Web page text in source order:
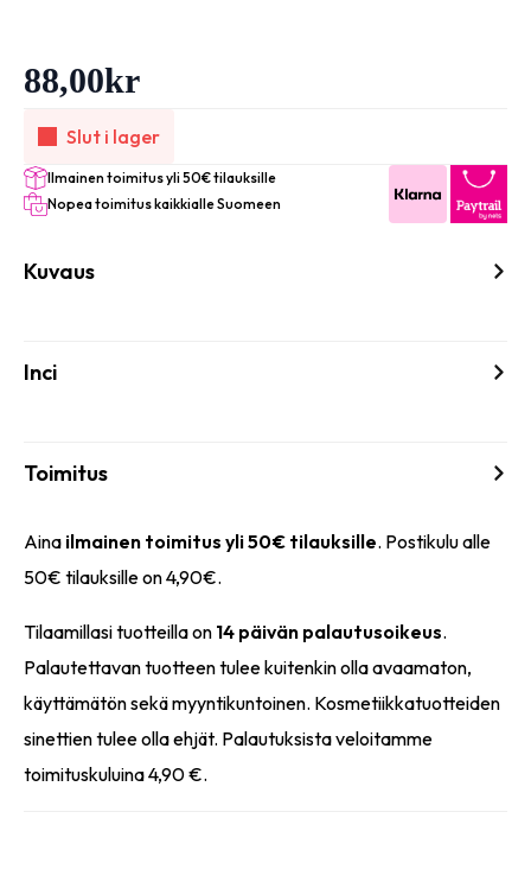
88,00kr
Slut i lager
Ilmainen toimitus yli 50€ tilauksille
Nopea toimitus kaikkialle Suomeen
Kuvaus
Inci
Toimitus
Aina ilmainen toimitus yli 50€ tilauksille. Postikulu alle
50€ tilauksille on 4,90€.
Tilaamillasi tuotteilla on 14 päivän palautusoikeus.
Palautettavan tuotteen tulee kuitenkin olla avaamaton,
käyttämätön sekä myyntikuntoinen. Kosmetiikkatuotteiden
sinettien tulee olla ehjät. Palautuksista veloitamme
toimituskuluina 4,90 €.